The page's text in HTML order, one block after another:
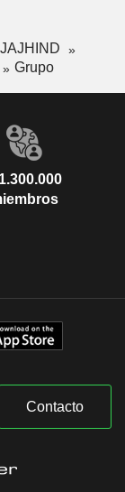
Grupo
Contacto